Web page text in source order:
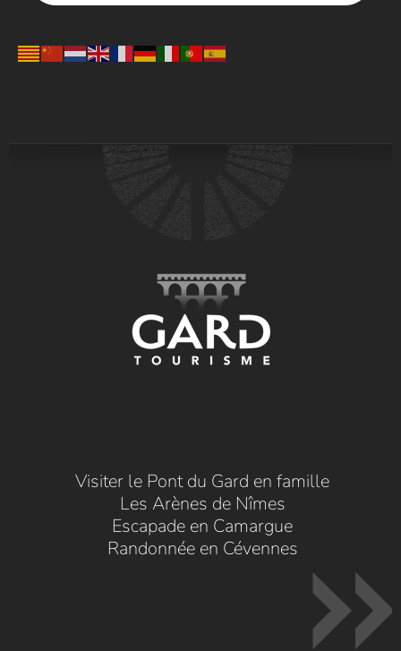
Visiter le Pont du Gard en famille
Les Arènes de Nîmes
Escapade en Camargue
Randonnée en Cévennes